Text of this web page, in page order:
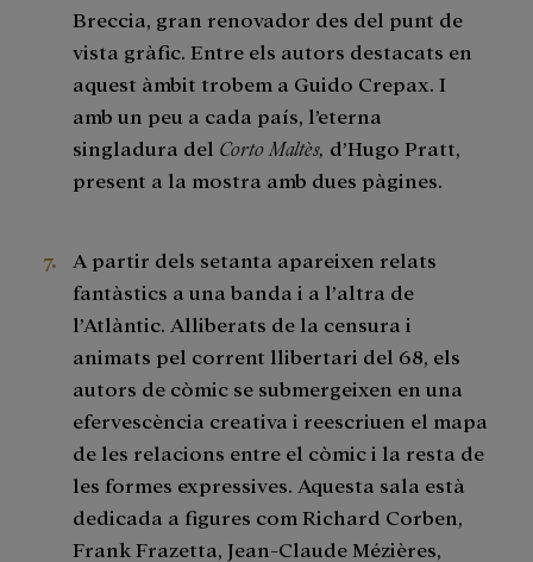
Breccia, gran renovador des del punt de
vista gràfic. Entre els autors destacats en
aquest àmbit trobem a Guido Crepax. I
amb un peu a cada país, l’eterna
singladura del Corto Maltès, d’Hugo Pratt,
present a la mostra amb dues pàgines.
A partir dels setanta apareixen relats
fantàstics a una banda i a l’altra de
l’Atlàntic. Alliberats de la censura i
animats pel corrent llibertari del 68, els
autors de còmic se submergeixen en una
efervescència creativa i reescriuen el mapa
de les relacions entre el còmic i la resta de
les formes expressives. Aquesta sala està
dedicada a figures com Richard Corben,
Frank Frazetta, Jean-Claude Mézières,